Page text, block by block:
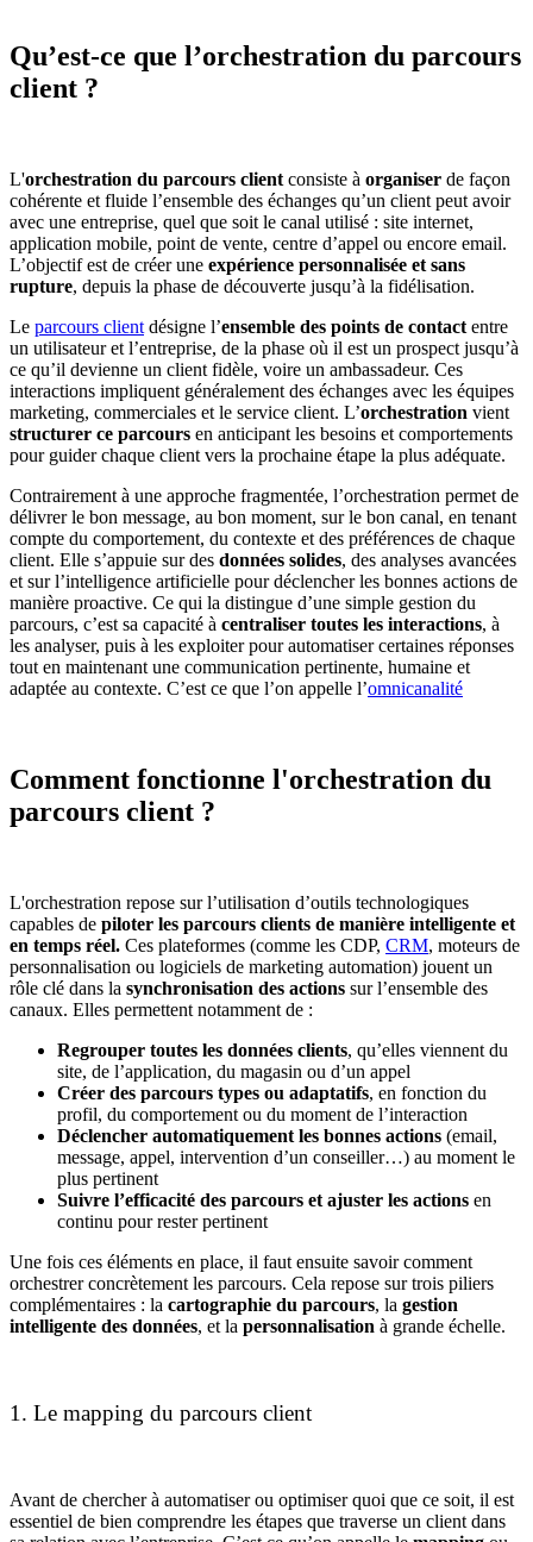
Qu’est-ce que l’orchestration du parcours
client ?
L'orchestration du parcours client consiste à organiser de façon
cohérente et fluide l’ensemble des échanges qu’un client peut avoir
avec une entreprise, quel que soit le canal utilisé : site internet,
application mobile, point de vente, centre d’appel ou encore email.
L’objectif est de créer une expérience personnalisée et sans
rupture, depuis la phase de découverte jusqu’à la fidélisation.
Le parcours client désigne l’ensemble des points de contact entre
un utilisateur et l’entreprise, de la phase où il est un prospect jusqu’à
ce qu’il devienne un client fidèle, voire un ambassadeur. Ces
interactions impliquent généralement des échanges avec les équipes
marketing, commerciales et le service client. L’orchestration vient
structurer ce parcours en anticipant les besoins et comportements
pour guider chaque client vers la prochaine étape la plus adéquate.
Contrairement à une approche fragmentée, l’orchestration permet de
délivrer le bon message, au bon moment, sur le bon canal, en tenant
compte du comportement, du contexte et des préférences de chaque
client. Elle s’appuie sur des données solides, des analyses avancées
et sur l’intelligence artificielle pour déclencher les bonnes actions de
manière proactive. Ce qui la distingue d’une simple gestion du
parcours, c’est sa capacité à centraliser toutes les interactions, à
les analyser, puis à les exploiter pour automatiser certaines réponses
tout en maintenant une communication pertinente, humaine et
adaptée au contexte. C’est ce que l’on appelle l’omnicanalité
Comment fonctionne l'orchestration du
parcours client ?
L'orchestration repose sur l’utilisation d’outils technologiques
capables de piloter les parcours clients de manière intelligente et
en temps réel. Ces plateformes (comme les CDP, CRM, moteurs de
personnalisation ou logiciels de marketing automation) jouent un
rôle clé dans la synchronisation des actions sur l’ensemble des
canaux. Elles permettent notamment de :
Regrouper toutes les données clients, qu’elles viennent du
site, de l’application, du magasin ou d’un appel
Créer des parcours types ou adaptatifs, en fonction du
profil, du comportement ou du moment de l’interaction
Déclencher automatiquement les bonnes actions (email,
message, appel, intervention d’un conseiller…) au moment le
plus pertinent
Suivre l’efficacité des parcours et ajuster les actions en
continu pour rester pertinent
Une fois ces éléments en place, il faut ensuite savoir comment
orchestrer concrètement les parcours. Cela repose sur trois piliers
complémentaires : la cartographie du parcours, la gestion
intelligente des données, et la personnalisation à grande échelle.
1. Le mapping du parcours client
Avant de chercher à automatiser ou optimiser quoi que ce soit, il est
essentiel de bien comprendre les étapes que traverse un client dans